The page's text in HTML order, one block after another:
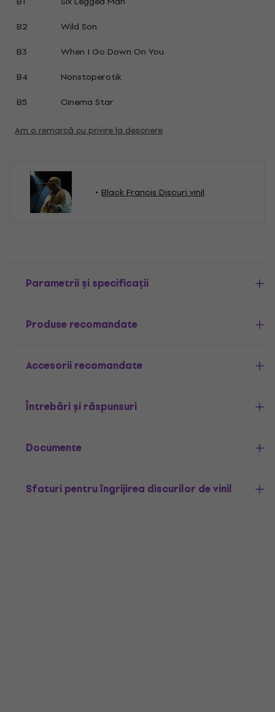
B2
Wild Son
B3
When I Go Down On You
B4
Nonstoperotik
B5
Cinema Star
Am o remarcă cu privire la descriere
Black Francis Discuri vinil
Parametrii și specificații
Produse recomandate
Accesorii recomandate
Întrebări și răspunsuri
Documente
Sfaturi pentru îngrijirea discurilor de vinil